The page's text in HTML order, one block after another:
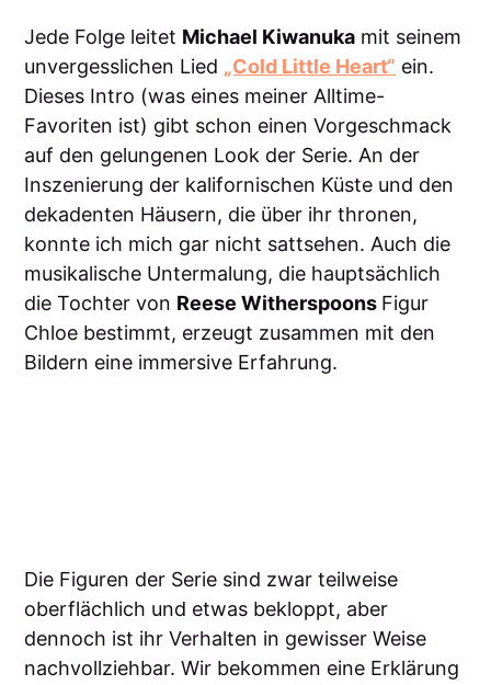
Jede Folge leitet Michael Kiwanuka mit seinem
unvergesslichen Lied „Cold Little Heart“ ein.
Dieses Intro (was eines meiner Alltime-
Favoriten ist) gibt schon einen Vorgeschmack
auf den gelungenen Look der Serie. An der
Inszenierung der kalifornischen Küste und den
dekadenten Häusern, die über ihr thronen,
konnte ich mich gar nicht sattsehen. Auch die
musikalische Untermalung, die hauptsächlich
die Tochter von Reese Witherspoons Figur
Chloe bestimmt, erzeugt zusammen mit den
Bildern eine immersive Erfahrung.
Die Figuren der Serie sind zwar teilweise
oberflächlich und etwas bekloppt, aber
dennoch ist ihr Verhalten in gewisser Weise
nachvollziehbar. Wir bekommen eine Erklärung